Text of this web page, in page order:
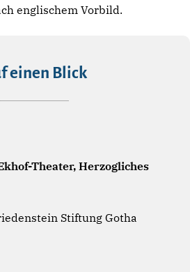
englischem Vorbild.
einen Blick
Theater, Herzogliches
Stiftung Gotha